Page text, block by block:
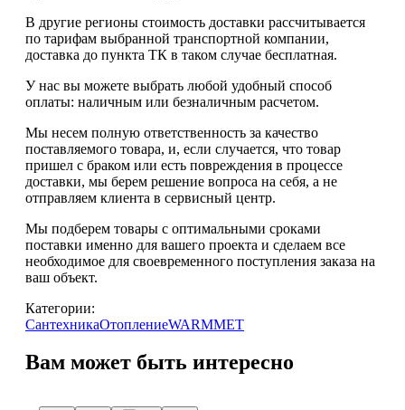
В другие регионы стоимость доставки рассчитывается
по тарифам выбранной транспортной компании,
доставка до пункта ТК в таком случае бесплатная.
У нас вы можете выбрать любой удобный способ
оплаты: наличным или безналичным расчетом.
Мы несем полную ответственность за качество
поставляемого товара, и, если случается, что товар
пришел с браком или есть повреждения в процессе
доставки, мы берем решение вопроса на себя, а не
отправляем клиента в сервисный центр.
Мы подберем товары с оптимальными сроками
поставки именно для вашего проекта и сделаем все
необходимое для своевременного поступления заказа на
ваш объект.
Категории:
СантехникаОтоплениеWARMMET
Вам может быть интересно